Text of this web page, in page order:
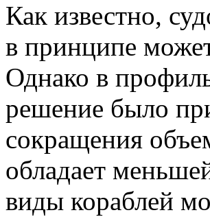
Как известно,
в принципе
Однако в
решение было
сокращения
обладает
виды кораблей